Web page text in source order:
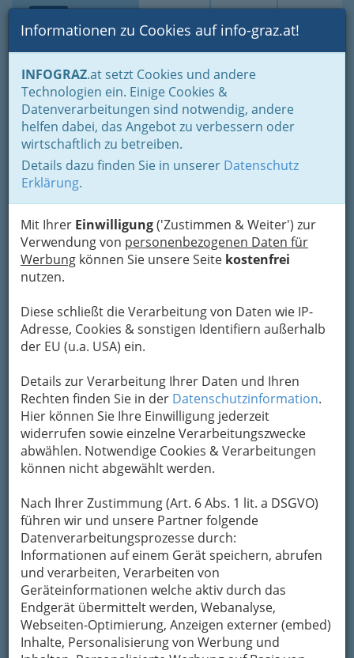
Suche Login Toggle
Informationen zu Cookies auf info-graz.at!
INFOGRAZ.at setzt Cookies und andere
Technologien ein. Einige Cookies &
Datenverarbeitungen sind notwendig, andere
helfen dabei, das Angebot zu verbessern oder
wirtschaftlich zu betreiben.
Details dazu finden Sie in unserer Datenschutz
Erklärung.
Mit Ihrer Einwilligung('Zustimmen & Weiter') zur
Verwendung von personenbezogenen Daten für
Werbung können Sie unsere Seite kostenfrei
nutzen.
Diese schließt die Verarbeitung von Daten wie IP-
Adresse, Cookies & sonstigen Identifiern außerhalb
der EU (u.a. USA) ein.
Details zur Verarbeitung Ihrer Daten und Ihren
Rechten finden Sie in der Datenschutzinformation.
Hier können Sie Ihre Einwilligung jederzeit
widerrufen sowie einzelne Verarbeitungszwecke
abwählen. Notwendige Cookies & Verarbeitungen
können nicht abgewählt werden.
Nach Ihrer Zustimmung (Art. 6 Abs. 1 lit. a DSGVO)
führen wir und unsere Partner folgende
Datenverarbeitungsprozesse durch:
Informationen auf einem Gerät speichern, abrufen
und verarbeiten, Verarbeiten von
Geräteinformationen welche aktiv durch das
Endgerät übermittelt werden, Webanalyse,
Webseiten-Optimierung, Anzeigen externer (embed)
Inhalte, Personalisierung von Werbung und
Home Branchen Freizeit & Sport Sport
Turnen - Gymnastik
Turnen - Gymnastik
Bezirksauswahl
Alle Bezirke
1
Trampolin und Freestyle Club
Graz
Webseite
E-Mail
Karte & Routenplaner
Eintrag ändern
Turn- und Sportunion
Hasnerplatz 12, 8010 Graz
+43 316 671 364
Karte & Routenplaner
Eintrag ändern
Kategorien
Verein Grazer Turnerschaft
Münzgrabenstraße 160, 8010 Graz
+43 316 471 451
Webseite
E-Mail
Karte & Routenplaner